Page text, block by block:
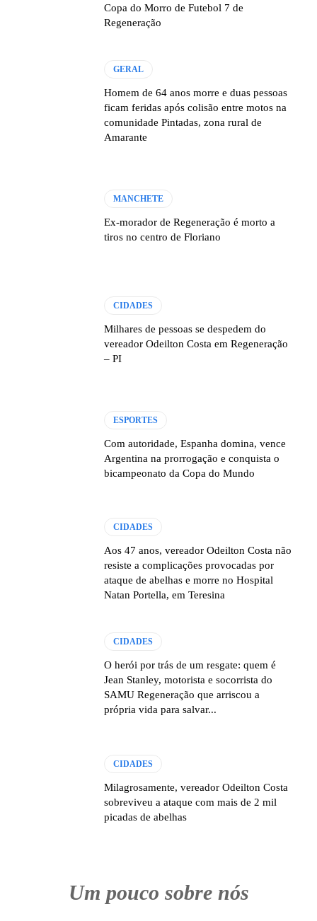
Copa do Morro de Futebol 7 de
Regeneração
GERAL
Homem de 64 anos morre e duas pessoas
ficam feridas após colisão entre motos na
comunidade Pintadas, zona rural de
Amarante
MANCHETE
Ex-morador de Regeneração é morto a
tiros no centro de Floriano
CIDADES
Milhares de pessoas se despedem do
vereador Odeilton Costa em Regeneração
– PI
ESPORTES
Com autoridade, Espanha domina, vence
Argentina na prorrogação e conquista o
bicampeonato da Copa do Mundo
CIDADES
Aos 47 anos, vereador Odeilton Costa não
resiste a complicações provocadas por
ataque de abelhas e morre no Hospital
Natan Portella, em Teresina
CIDADES
O herói por trás de um resgate: quem é
Jean Stanley, motorista e socorrista do
SAMU Regeneração que arriscou a
própria vida para salvar...
CIDADES
Milagrosamente, vereador Odeilton Costa
sobreviveu a ataque com mais de 2 mil
picadas de abelhas
Um pouco sobre nós